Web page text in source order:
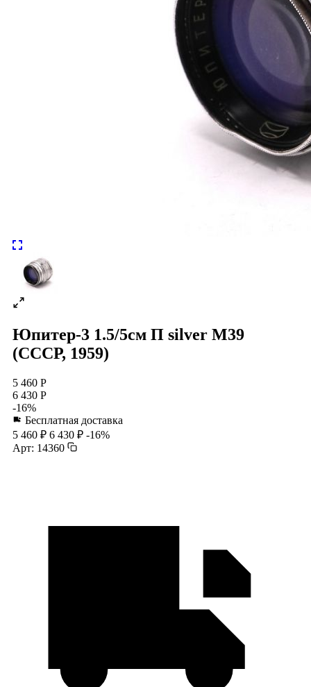
Юпитер-3 1.5/5см П silver М39
(СССР, 1959)
5 460 Р
6 430 Р
-16%
Бесплатная доставка
5 460 ₽ 6 430 ₽ -16%
Арт: 14360